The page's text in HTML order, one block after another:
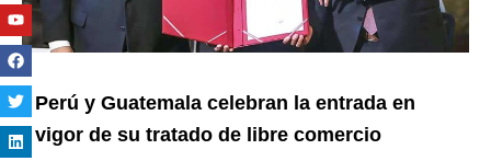
Perú y Guatemala celebran la entrada en
vigor de su tratado de libre comercio
Youtube
Facebook
Twitter
Linkedin
Instagram